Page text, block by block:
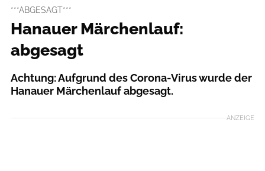
***ABGESAGT***
Hanauer Märchenlauf:
abgesagt
Achtung: Aufgrund des Corona-Virus wurde der
Hanauer Märchenlauf abgesagt.
ANZEIGE